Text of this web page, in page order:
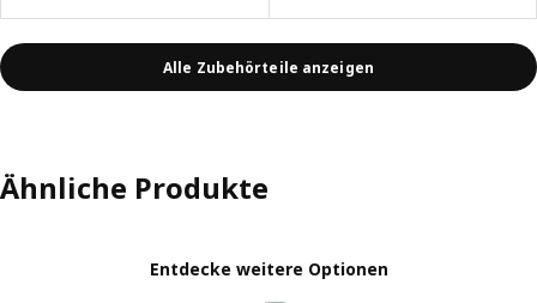
Alle Zubehörteile anzeigen
Ähnliche Produkte
Entdecke weitere Optionen